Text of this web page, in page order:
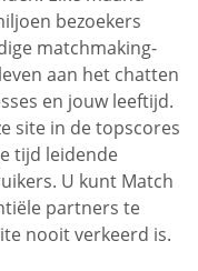
bezoekers
matchmaking-
aan het chatten
en jouw leeftijd.
site in de topscores
tijd leidende
U kunt Match
partners te
nooit verkeerd is.